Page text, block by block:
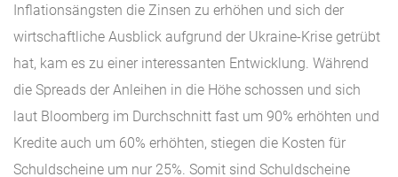
Inflationsängsten die Zinsen zu erhöhen und sich der
wirtschaftliche Ausblick aufgrund der Ukraine-Krise getrübt
hat, kam es zu einer interessanten Entwicklung. Während
die Spreads der Anleihen in die Höhe schossen und sich
laut Bloomberg im Durchschnitt fast um 90% erhöhten und
Kredite auch um 60% erhöhten, stiegen die Kosten für
Schuldscheine um nur 25%. Somit sind Schuldscheine